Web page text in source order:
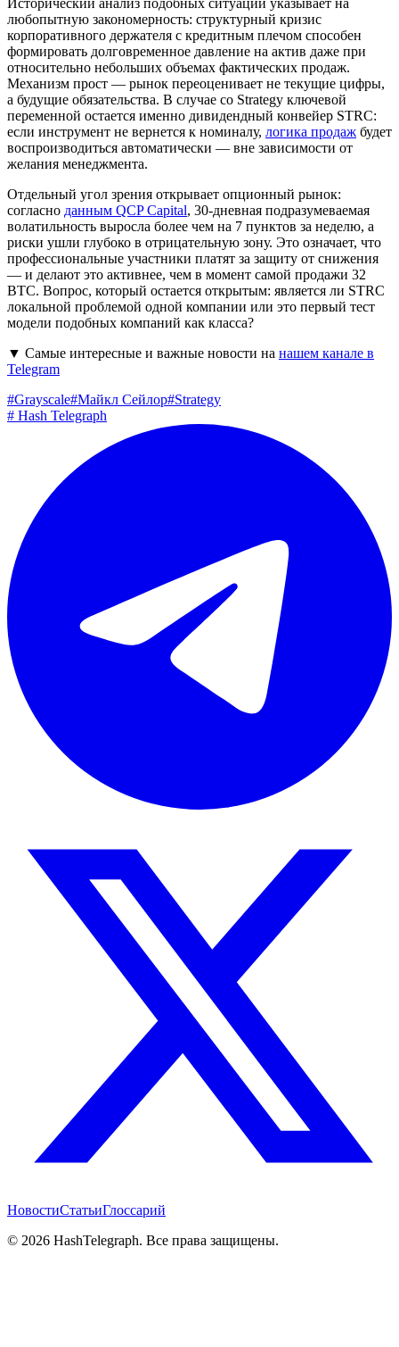
Исторический анализ подобных ситуаций указывает на
любопытную закономерность: структурный кризис
корпоративного держателя с кредитным плечом способен
формировать долговременное давление на актив даже при
относительно небольших объемах фактических продаж.
Механизм прост — рынок переоценивает не текущие цифры,
а будущие обязательства. В случае со Strategy ключевой
переменной остается именно дивидендный конвейер STRC:
если инструмент не вернется к номиналу, логика продаж будет
воспроизводиться автоматически — вне зависимости от
желания менеджмента.
Отдельный угол зрения открывает опционный рынок:
согласно данным QCP Capital, 30-дневная подразумеваемая
волатильность выросла более чем на 7 пунктов за неделю, а
риски ушли глубоко в отрицательную зону. Это означает, что
профессиональные участники платят за защиту от снижения
— и делают это активнее, чем в момент самой продажи 32
BTC. Вопрос, который остается открытым: является ли STRC
локальной проблемой одной компании или это первый тест
модели подобных компаний как класса?
▼ Самые интересные и важные новости на нашем канале в
Telegram
#Grayscale#Майкл Сейлор#Strategy
# Hash Telegraph
НовостиСтатьиГлоссарий
© 2026 HashTelegraph. Все права защищены.